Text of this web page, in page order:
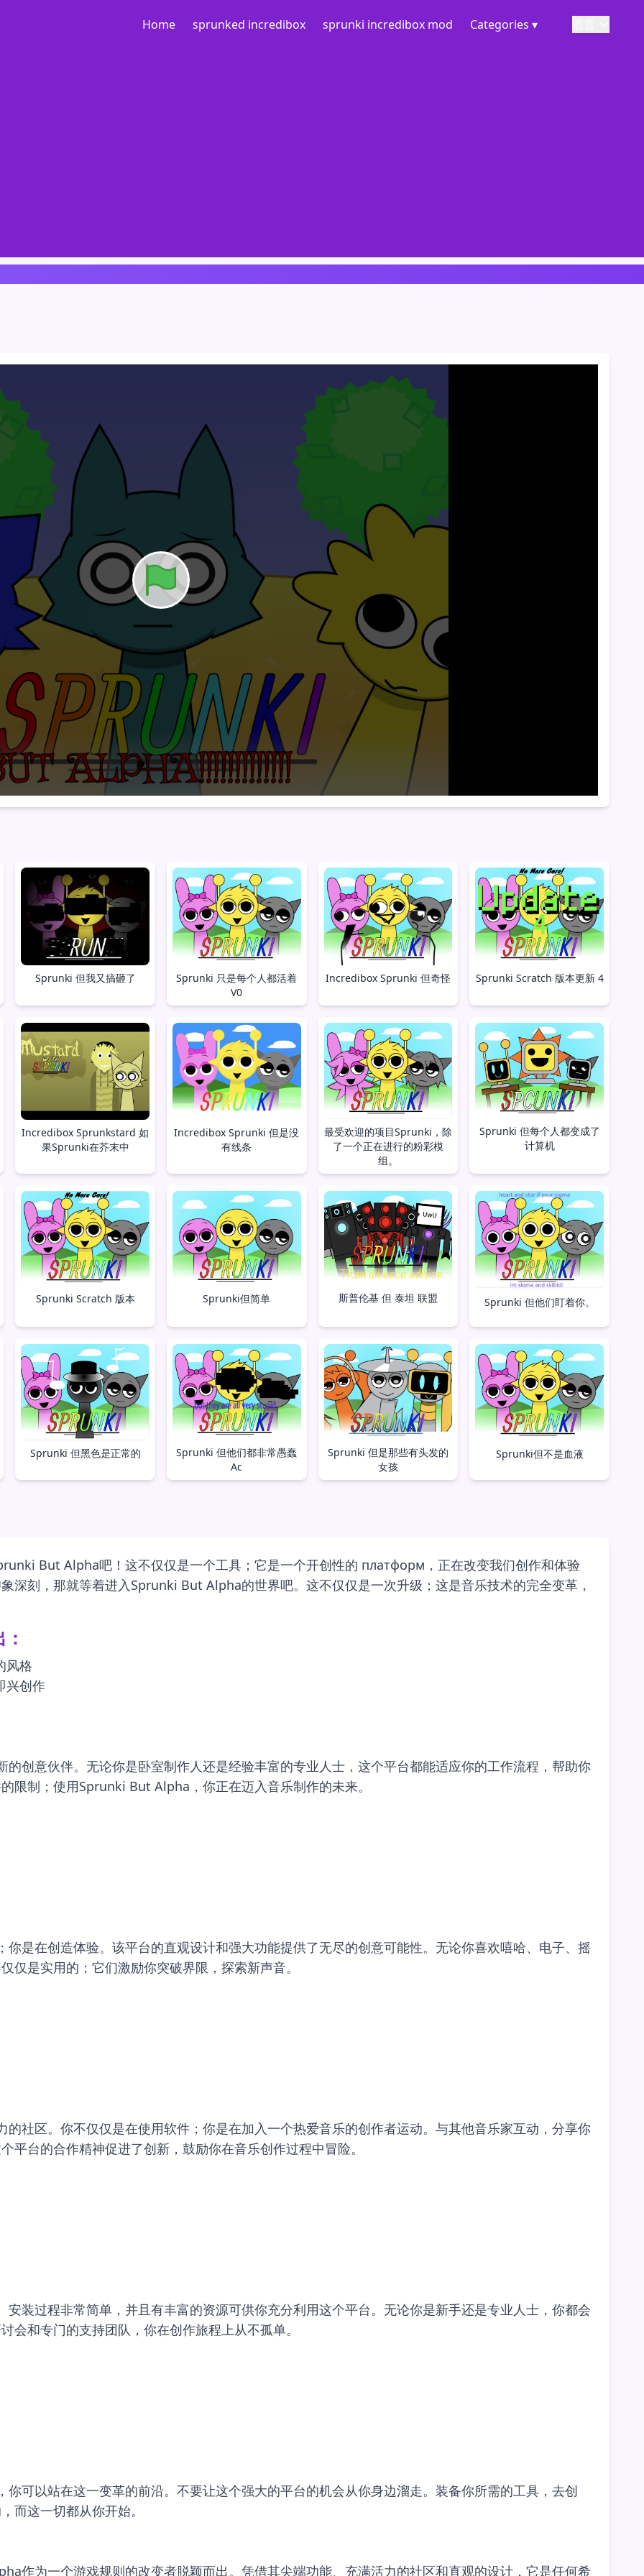
Home sprunked incredibox sprunki incredibox mod Categories ▾
Sprunki 但我又搞砸了
Sprunki 只是每个人都活着
V0
Incredibox Sprunki 但奇怪 Sprunki Scratch 版本更新 4
Incredibox Sprunkstard 如
果Sprunki在芥末中
Incredibox Sprunki 但是没
有线条
最受欢迎的项目Sprunki，除
了一个正在进行的粉彩模
组。
Sprunki 但每个人都变成了
计算机
Sprunki Scratch 版本 Sprunki但简单 斯普伦基 但 泰坦 联盟 Sprunki 但他们盯着你。
Sprunki 但黑色是正常的
Sprunki 但他们都非常愚蠢
Ac
Sprunki 但是那些有头发的
女孩
Sprunki但不是血液
But Alpha吧！这不仅仅是一个工具；它是一个开创性的 платформ，正在改变我们创作和体验
深刻，那就等着进入Sprunki But Alpha的世界吧。这不仅仅是一次升级；这是音乐技术的完全变革，
风格
兴创作
创意伙伴。无论你是卧室制作人还是经验丰富的专业人士，这个平台都能适应你的工作流程，帮助你
限制；使用Sprunki But Alpha，你正在迈入音乐制作的未来。
是在创造体验。该平台的直观设计和强大功能提供了无尽的创意可能性。无论你喜欢嘻哈、电子、摇
仅是实用的；它们激励你突破界限，探索新声音。
社区。你不仅仅是在使用软件；你是在加入一个热爱音乐的创作者运动。与其他音乐家互动，分享你
平台的合作精神促进了创新，鼓励你在音乐创作过程中冒险。
装过程非常简单，并且有丰富的资源可供你充分利用这个平台。无论你是新手还是专业人士，你都会
会和专门的支持团队，你在创作旅程上从不孤单。
可以站在这一变革的前沿。不要让这个强大的平台的机会从你身边溜走。装备你所需的工具，去创
而这一切都从你开始。
作为一个游戏规则的改变者脱颖而出。凭借其尖端功能、充满活力的社区和直观的设计，它是任何希